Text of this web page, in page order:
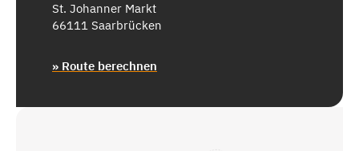
St. Johanner Markt
66111 Saarbrücken
» Route berechnen